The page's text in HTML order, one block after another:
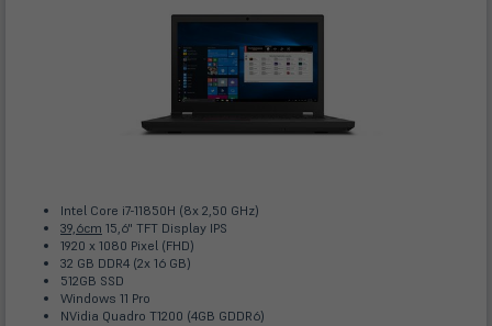
Intel Core i7-11850H (8x 2,50 GHz)
39,6cm 15,6" TFT Display IPS
1920 x 1080 Pixel (FHD)
32 GB DDR4 (2x 16 GB)
512GB SSD
Windows 11 Pro
NVidia Quadro T1200 (4GB GDDR6)